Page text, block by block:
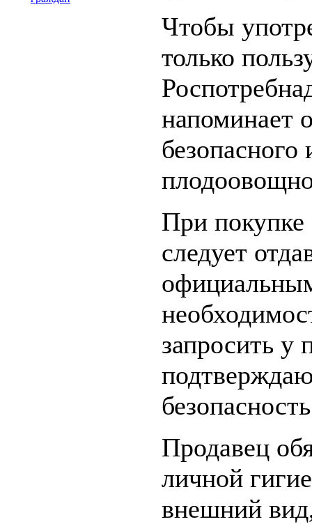
Чтобы
только
напоминает
безопасного
При покупке
следует
запросить у
Продавец
личной
внешний